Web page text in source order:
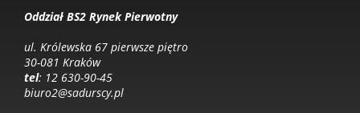
Oddział BS2 Rynek Pierwotny
ul. Królewska 67 pierwsze piętro
30-081 Kraków
tel: 12 630-90-45
biuro2@sadurscy.pl